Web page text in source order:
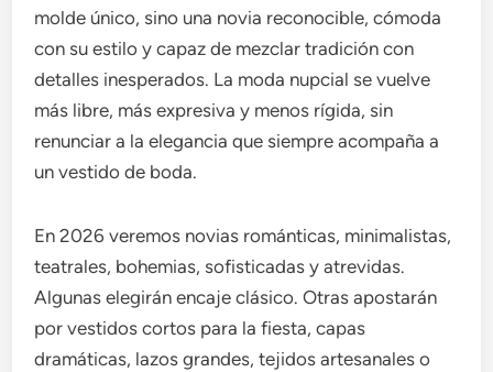
molde único, sino una novia reconocible, cómoda
con su estilo y capaz de mezclar tradición con
detalles inesperados. La moda nupcial se vuelve
más libre, más expresiva y menos rígida, sin
renunciar a la elegancia que siempre acompaña a
un vestido de boda.
En 2026 veremos novias románticas, minimalistas,
teatrales, bohemias, sofisticadas y atrevidas.
Algunas elegirán encaje clásico. Otras apostarán
por vestidos cortos para la fiesta, capas
dramáticas, lazos grandes, tejidos artesanales o